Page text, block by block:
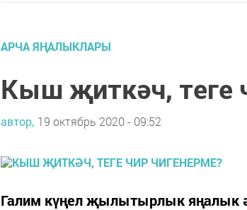
АРЧА ЯҢАЛЫКЛАРЫ
Кыш җиткәч, теге
автор, 19 октябрь 2020 - 09:52
Галим күңел җылытырлык яңалык